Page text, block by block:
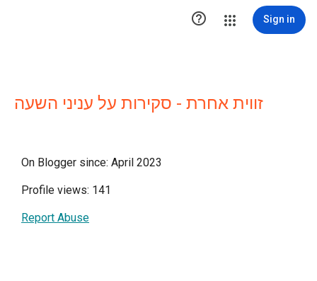
 Sign in
זווית אחרת - סקירות על עניני השעה
On Blogger since: April 2023
Profile views: 141
Report Abuse